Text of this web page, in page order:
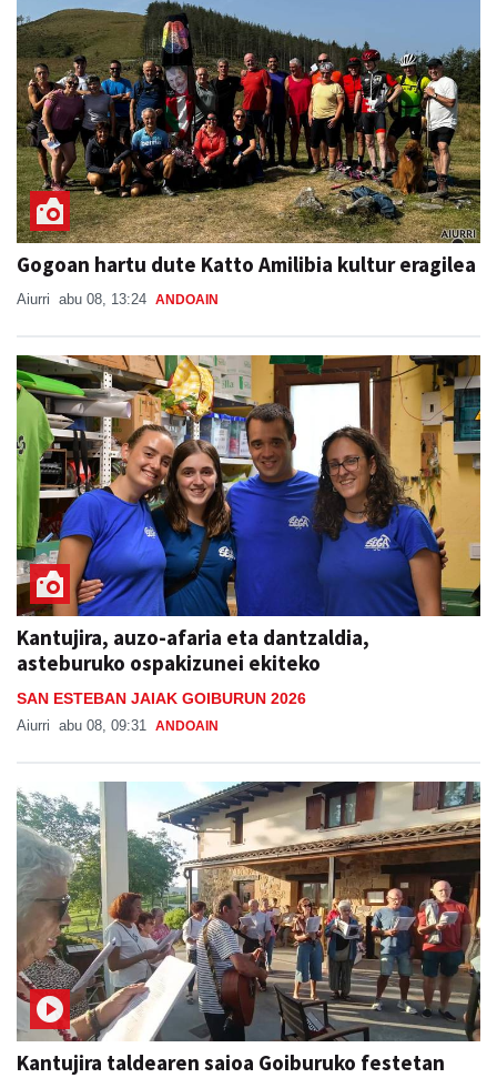
Gogoan hartu dute Katto Amilibia kultur eragilea
Aiurri abu 08, 13:24 ANDOAIN
Kantujira, auzo-afaria eta dantzaldia,
asteburuko ospakizunei ekiteko
SAN ESTEBAN JAIAK GOIBURUN 2026
Aiurri abu 08, 09:31 ANDOAIN
Kantujira taldearen saioa Goiburuko festetan